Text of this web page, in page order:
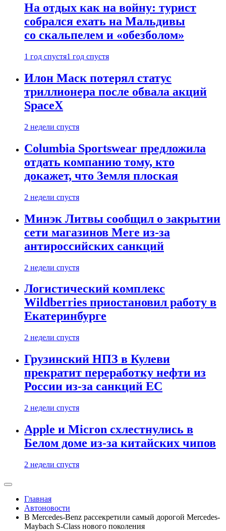
На отдых как на войну: турист
собрался ехать на Мальдивы
со скальпелем и «обезболом»
1 год спустя1 год спустя
Илон Маск потерял статус
триллионера после обвала акций
SpaceX
2 недели спустя
Columbia Sportswear предложила
отдать компанию тому, кто
докажет, что Земля плоская
2 недели спустя
Минэк Литвы сообщил о закрытии
сети магазинов Mere из-за
антироссийских санкций
2 недели спустя
Логистический комплекс
Wildberries приостановил работу в
Екатеринбурге
2 недели спустя
Грузинский НПЗ в Кулеви
прекратит переработку нефти из
России из-за санкций ЕС
2 недели спустя
Apple и Micron схлестнулись в
Белом доме из-за китайских чипов
2 недели спустя
Главная
Автоновости
В Mercedes-Benz рассекретили самый дорогой Mercedes-
Maybach S-Class нового поколения